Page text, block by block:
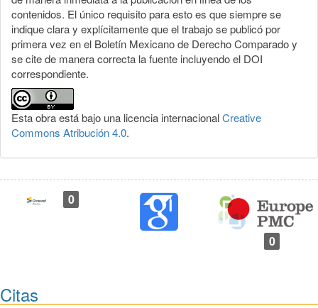
contenidos. El único requisito para esto es que siempre se
indique clara y explícitamente que el trabajo se publicó por
primera vez en el Boletín Mexicano de Derecho Comparado y
se cite de manera correcta la fuente incluyendo el DOI
correspondiente.
Esta obra está bajo una licencia internacionalCreative
Commons Atribución 4.0.
0
0
Citas